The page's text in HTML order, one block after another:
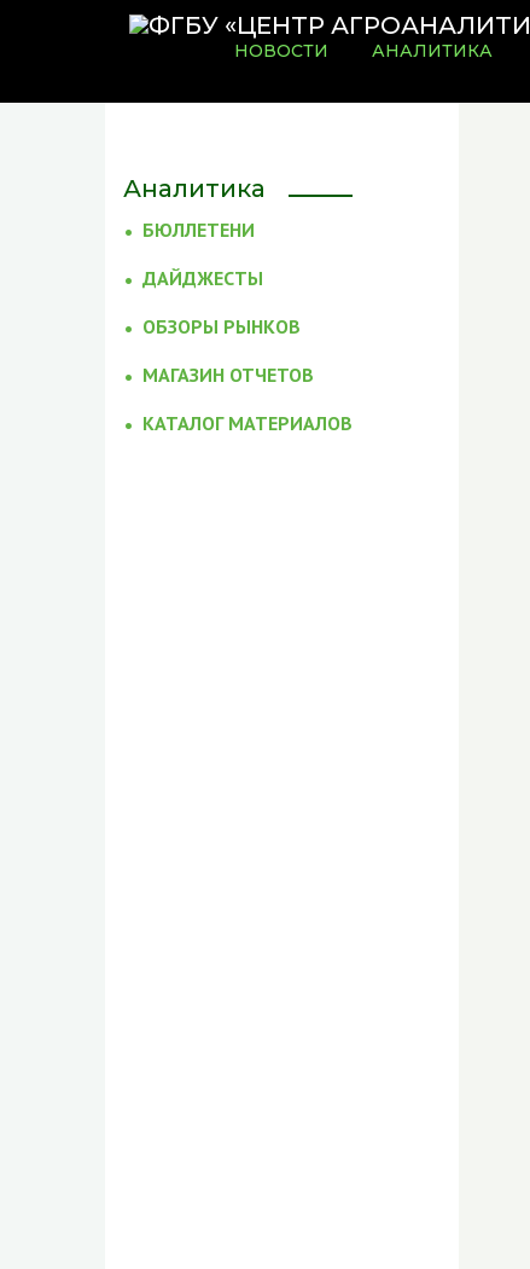
НОВОСТИ АНАЛИТИКА
Аналитика
БЮЛЛЕТЕНИ
ДАЙДЖЕСТЫ
ОБЗОРЫ РЫНКОВ
МАГАЗИН ОТЧЕТОВ
КАТАЛОГ МАТЕРИАЛОВ